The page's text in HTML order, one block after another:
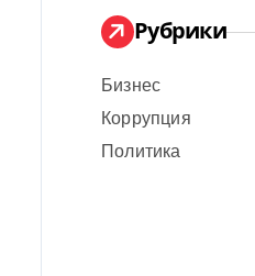
Рубрики
Бизнес
Коррупция
Политика